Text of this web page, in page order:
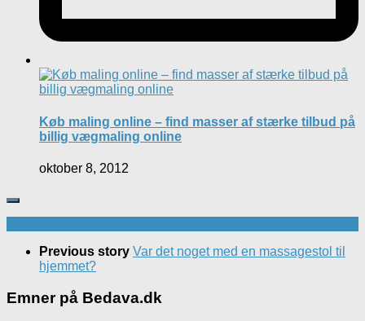
Køb maling online – find masser af stærke tilbud på
billig vægmaling online
oktober 8, 2012
Previous story Var det noget med en massagestol til
hjemmet?
Emner på Bedava.dk